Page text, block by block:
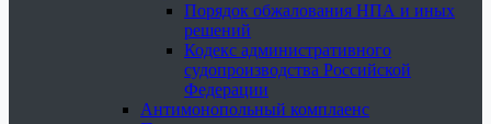
Порядок обжалования НПА и иных
решений
Кодекс административного
судопроизводства Российской
Федерации
Антимонопольный комплаенс